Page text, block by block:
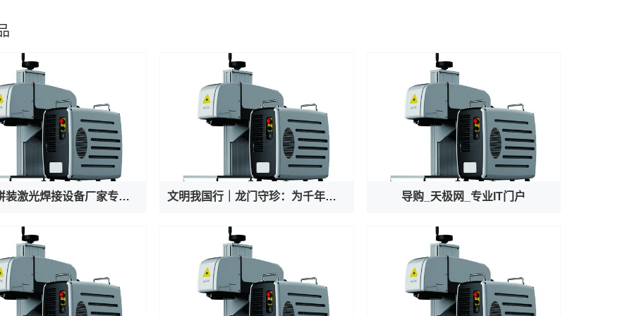
液冷板拼装激光焊接设备厂家专业出产AI服务器液冷阀焊接机 文明我国行｜龙门守珍：为千年石窟注入“数字生命力” 导购_天极网_专业IT门户